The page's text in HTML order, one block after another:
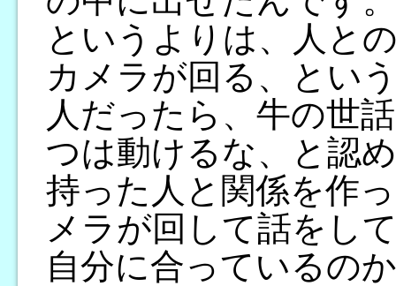
というよりは、人と
カメラが回る、とい
人だったら、牛の世
つは動けるな、と認
持った人と関係を作
メラが回して話をし
自分に合っているの